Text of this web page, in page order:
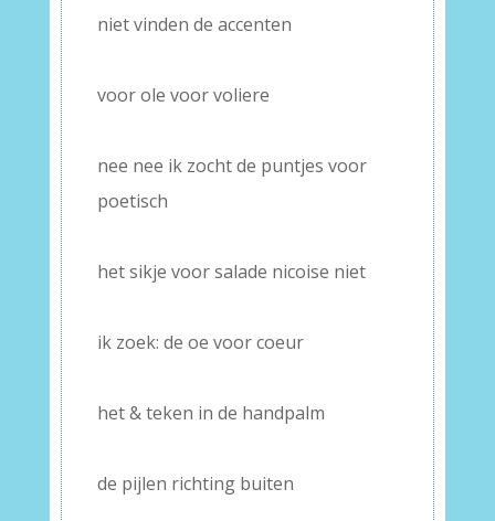
niet vinden de accenten
voor ole voor voliere
nee nee ik zocht de puntjes voor
poetisch
het sikje voor salade nicoise niet
ik zoek: de oe voor coeur
het & teken in de handpalm
de pijlen richting buiten